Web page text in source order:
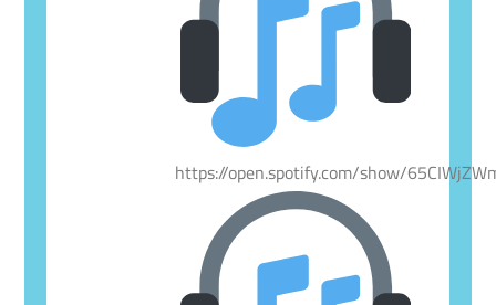
https://open.spotify.com/show/